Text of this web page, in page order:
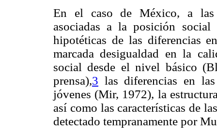
En el caso de México, a las
asociadas a la posición social
hipotéticas de las diferencias
marcada desigualdad en la
social desde el nivel básico
prensa),3 las diferencias en
jóvenes (Mir, 1972), la
así como las características de
detectado tempranamente por